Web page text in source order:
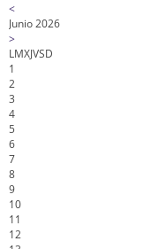
<
Junio 2026
>
LMXJVSD
1
2
3
4
5
6
7
8
9
10
11
12